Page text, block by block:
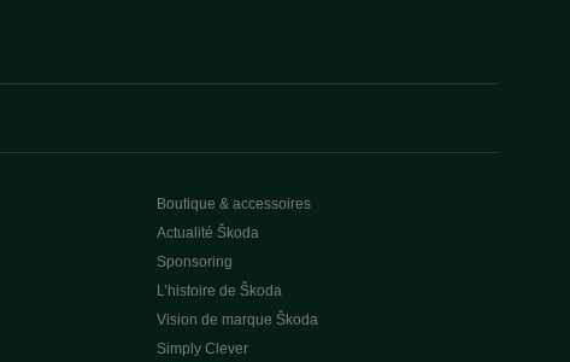
Boutique & accessoires
Actualité Škoda
Sponsoring
L’histoire de Škoda
Vision de marque Škoda
Simply Clever